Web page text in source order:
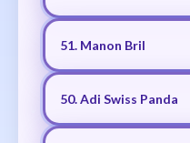
51. Manon Bril
50. Adi Swiss Panda